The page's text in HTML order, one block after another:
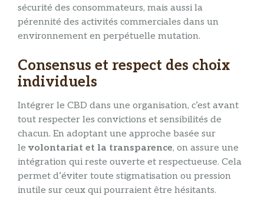
sécurité des consommateurs, mais aussi la
pérennité des activités commerciales dans un
environnement en perpétuelle mutation.
Consensus et respect des choix
individuels
Intégrer le CBD dans une organisation, c’est avant
tout respecter les convictions et sensibilités de
chacun. En adoptant une approche basée sur
le volontariat et la transparence, on assure une
intégration qui reste ouverte et respectueuse. Cela
permet d’éviter toute stigmatisation ou pression
inutile sur ceux qui pourraient être hésitants.